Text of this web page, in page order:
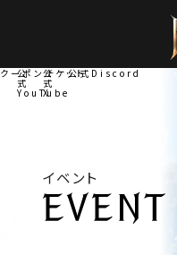
クーポンチケット
公
式
YouTube
公
式
X
公式Discord
イベント